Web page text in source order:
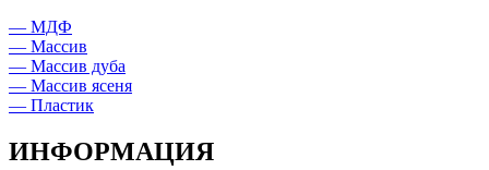
— МДФ
— Массив
— Массив дуба
— Массив ясеня
— Пластик
ИНФОРМАЦИЯ